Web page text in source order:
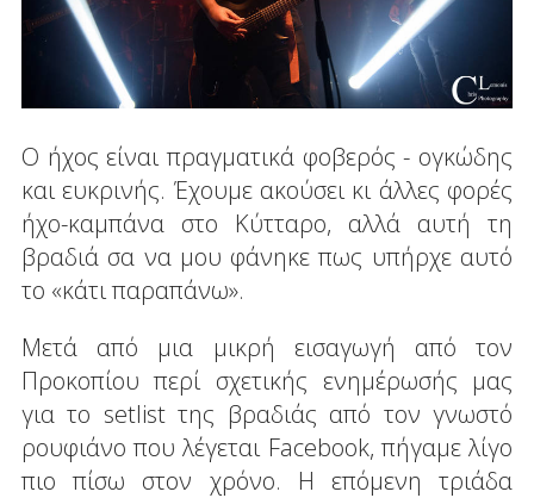
Ο ήχος είναι πραγματικά φοβερός - ογκώδης
και ευκρινής. Έχουμε ακούσει κι άλλες φορές
ήχο-καμπάνα στο Κύτταρο, αλλά αυτή τη
βραδιά σα να μου φάνηκε πως υπήρχε αυτό
το «κάτι παραπάνω».
Μετά από μια μικρή εισαγωγή από τον
Προκοπίου περί σχετικής ενημέρωσής μας
για το setlist της βραδιάς από τον γνωστό
ρουφιάνο που λέγεται Facebook, πήγαμε λίγο
πιο πίσω στον χρόνο. Η επόμενη τριάδα